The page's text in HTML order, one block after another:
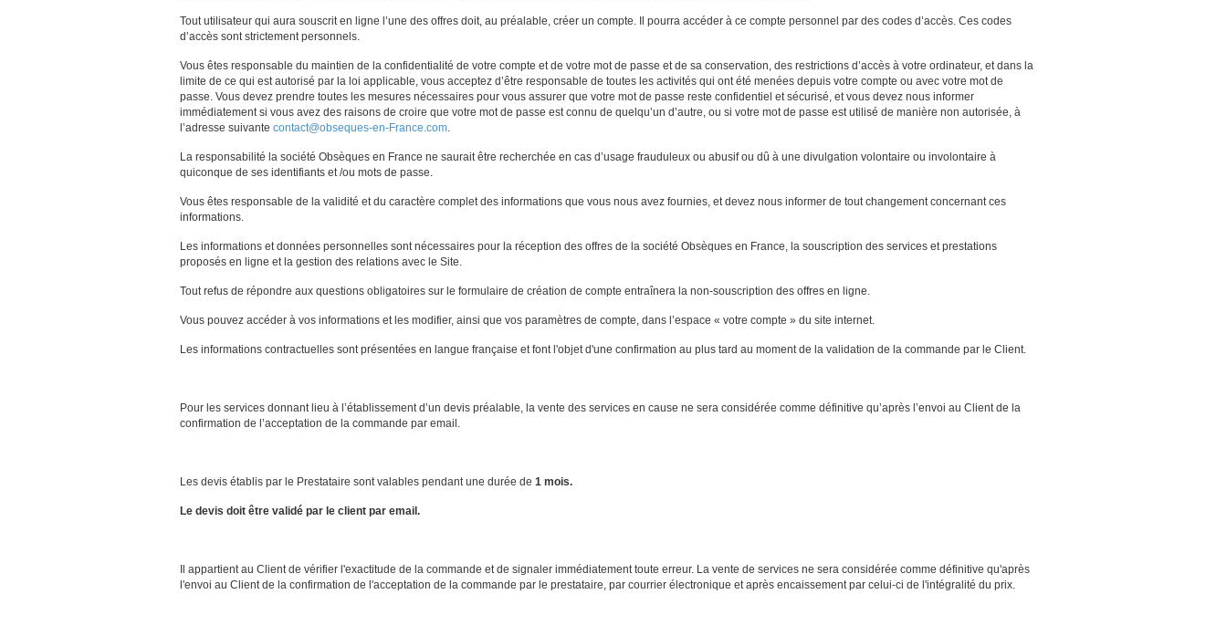
Tout utilisateur qui aura souscrit en ligne l’une des offres doit, au préalable, créer un compte. Il pourra accéder à ce compte personnel par des codes d’accès. Ces codes
d’accès sont strictement personnels.
Vous êtes responsable du maintien de la confidentialité de votre compte et de votre mot de passe et de sa conservation, des restrictions d’accès à votre ordinateur, et dans la
limite de ce qui est autorisé par la loi applicable, vous acceptez d’être responsable de toutes les activités qui ont été menées depuis votre compte ou avec votre mot de
passe. Vous devez prendre toutes les mesures nécessaires pour vous assurer que votre mot de passe reste confidentiel et sécurisé, et vous devez nous informer
immédiatement si vous avez des raisons de croire que votre mot de passe est connu de quelqu’un d’autre, ou si votre mot de passe est utilisé de manière non autorisée, à
l’adresse suivante contact@obseques-en-France.com.
La responsabilité la société Obsèques en France ne saurait être recherchée en cas d’usage frauduleux ou abusif ou dû à une divulgation volontaire ou involontaire à
quiconque de ses identifiants et /ou mots de passe.
Vous êtes responsable de la validité et du caractère complet des informations que vous nous avez fournies, et devez nous informer de tout changement concernant ces
informations.
Les informations et données personnelles sont nécessaires pour la réception des offres de la société Obsèques en France, la souscription des services et prestations
proposés en ligne et la gestion des relations avec le Site.
Tout refus de répondre aux questions obligatoires sur le formulaire de création de compte entraînera la non-souscription des offres en ligne.
Vous pouvez accéder à vos informations et les modifier, ainsi que vos paramètres de compte, dans l’espace « votre compte » du site internet.
Les informations contractuelles sont présentées en langue française et font l'objet d'une confirmation au plus tard au moment de la validation de la commande par le Client.
Pour les services donnant lieu à l’établissement d’un devis préalable, la vente des services en cause ne sera considérée comme définitive qu’après l’envoi au Client de la
confirmation de l’acceptation de la commande par email.
Les devis établis par le Prestataire sont valables pendant une durée de 1 mois.
Le devis doit être validé par le client par email.
Il appartient au Client de vérifier l'exactitude de la commande et de signaler immédiatement toute erreur. La vente de services ne sera considérée comme définitive qu'après
l'envoi au Client de la confirmation de l'acceptation de la commande par le prestataire, par courrier électronique et après encaissement par celui-ci de l'intégralité du prix.